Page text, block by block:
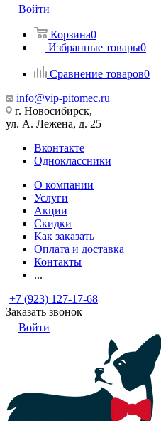
Войти
Корзина0
Избранные товары0
Сравнение товаров0
info@vip-pitomec.ru
г. Новосибирск,
ул. А. Лежена, д. 25
Вконтакте
Одноклассники
О компании
Услуги
Акции
Скидки
Как заказать
Оплата и доставка
Контакты
...
+7 (923) 127-17-68
Заказать звонок
Войти